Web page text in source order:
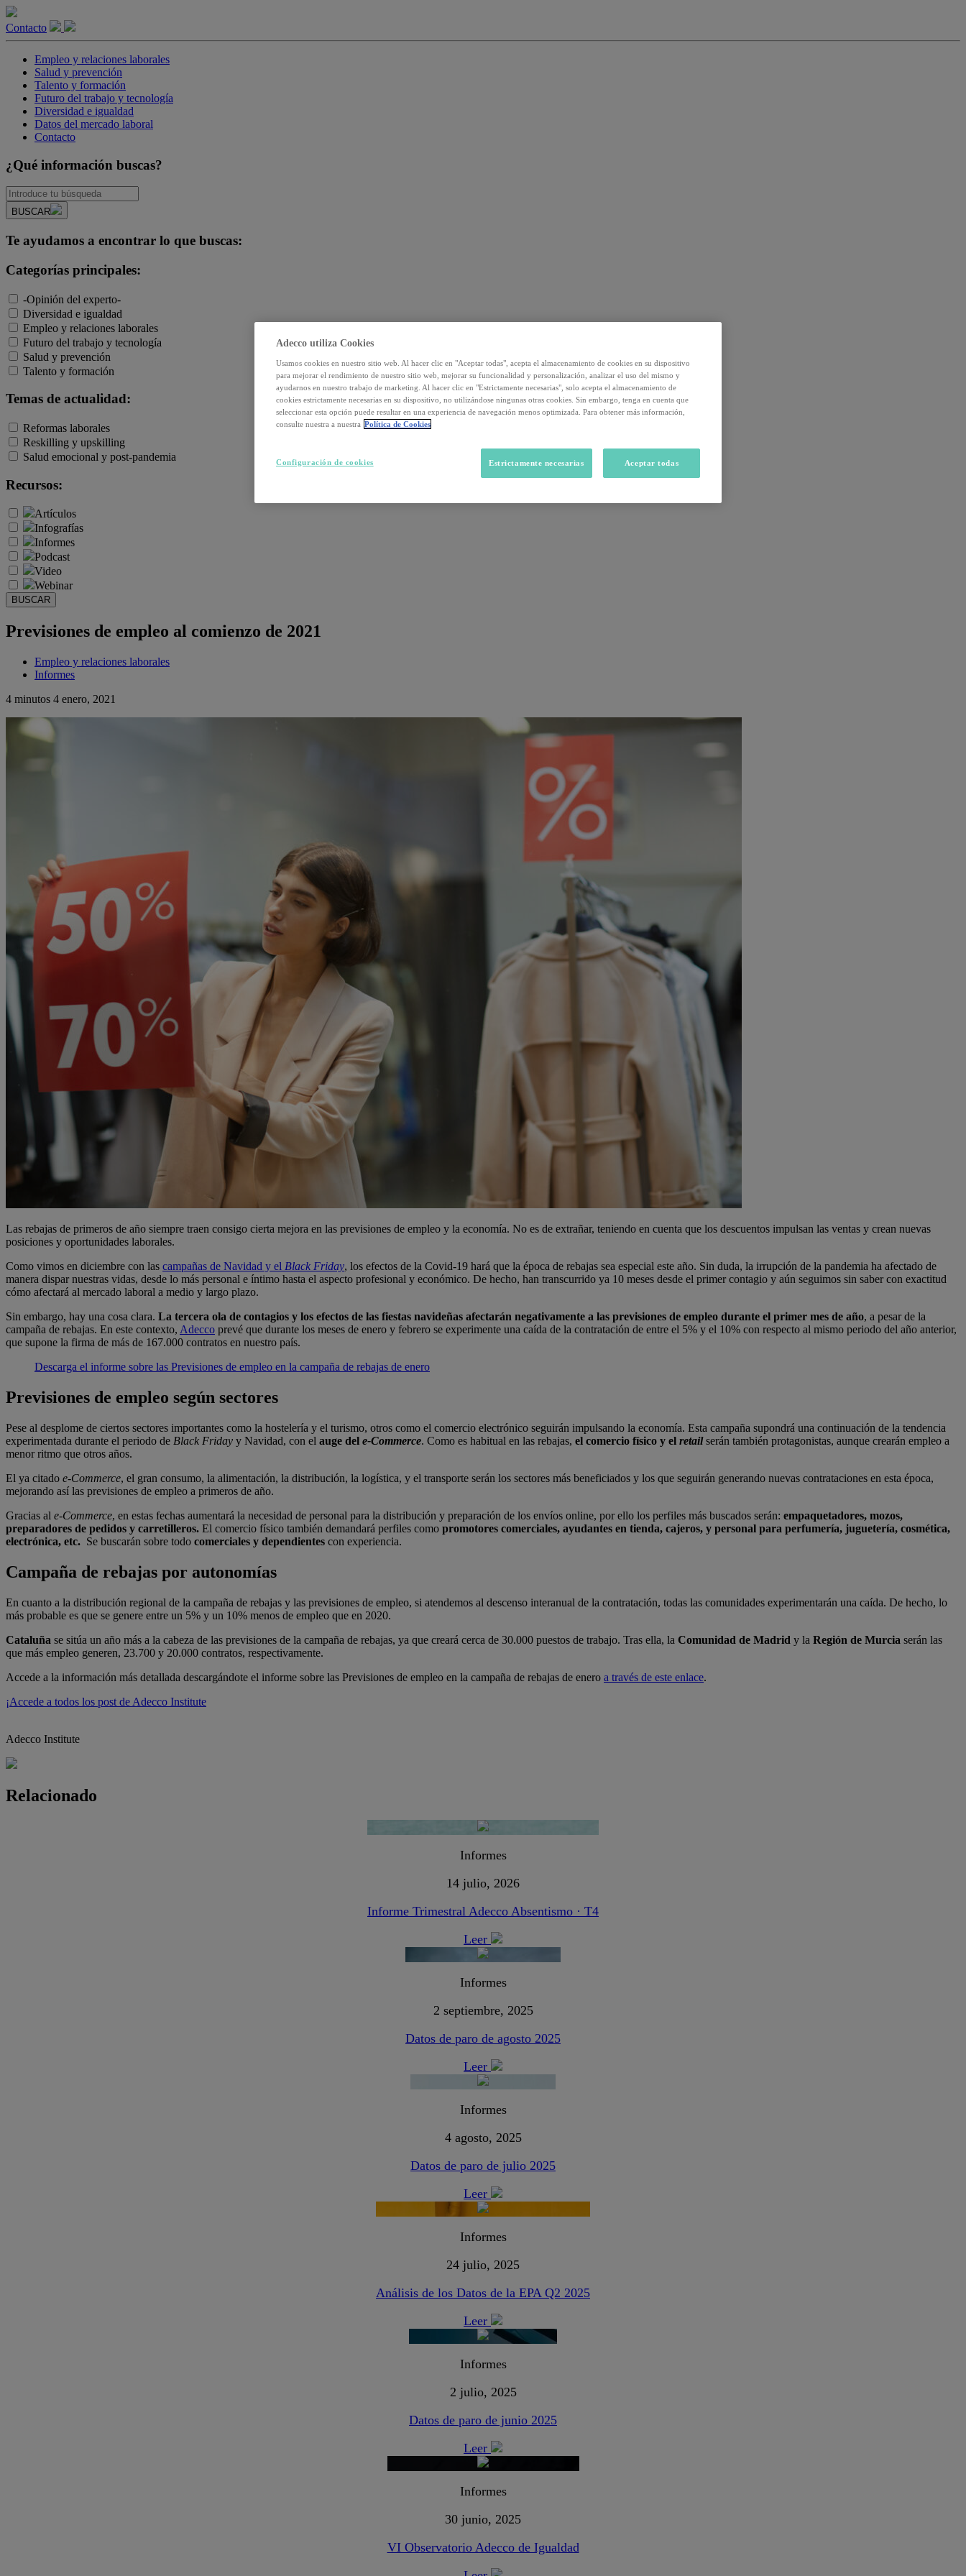
Contacto
Empleo y relaciones laborales
Salud y prevención
Talento y formación
Futuro del trabajo y tecnología
Diversidad e igualdad
Datos del mercado laboral
Contacto
¿Qué información buscas?
BUSCAR
Te ayudamos a encontrar lo que buscas:
Categorías principales:
-Opinión del experto-
Diversidad e igualdad
Empleo y relaciones laborales
Futuro del trabajo y tecnología
Salud y prevención
Talento y formación
Temas de actualidad:
Reformas laborales
Reskilling y upskilling
Salud emocional y post-pandemia
Recursos:
Artículos
Infografías
Informes
Podcast
Video
Webinar
BUSCAR
Previsiones de empleo al comienzo de 2021
Empleo y relaciones laborales
Informes
4 minutos 4 enero, 2021
Las rebajas de primeros de año siempre traen consigo cierta mejora en las previsiones de empleo y la economía. No es de extrañar, teniendo en cuenta que los descuentos impulsan las ventas y crean nuevas
posiciones y oportunidades laborales.
Como vimos en diciembre con las campañas de Navidad y el Black Friday, los efectos de la Covid-19 hará que la época de rebajas sea especial este año. Sin duda, la irrupción de la pandemia ha afectado de
manera dispar nuestras vidas, desde lo más personal e íntimo hasta el aspecto profesional y económico. De hecho, han transcurrido ya 10 meses desde el primer contagio y aún seguimos sin saber con exactitud
cómo afectará al mercado laboral a medio y largo plazo.
Sin embargo, hay una cosa clara. La tercera ola de contagios y los efectos de las fiestas navideñas afectarán negativamente a las previsiones de empleo durante el primer mes de año, a pesar de la
campaña de rebajas. En este contexto, Adecco prevé que durante los meses de enero y febrero se experimente una caída de la contratación de entre el 5% y el 10% con respecto al mismo periodo del año anterior,
que supone la firma de más de 167.000 contratos en nuestro país.
Descarga el informe sobre las Previsiones de empleo en la campaña de rebajas de enero
Previsiones de empleo según sectores
Pese al desplome de ciertos sectores importantes como la hostelería y el turismo, otros como el comercio electrónico seguirán impulsando la economía. Esta campaña supondrá una continuación de la tendencia
experimentada durante el periodo de Black Friday y Navidad, con el auge del e-Commerce. Como es habitual en las rebajas, el comercio físico y el retailserán también protagonistas, aunque crearán empleo a
menor ritmo que otros años.
El ya citado e-Commerce, el gran consumo, la alimentación, la distribución, la logística, y el transporte serán los sectores más beneficiados y los que seguirán generando nuevas contrataciones en esta época,
mejorando así las previsiones de empleo a primeros de año.
Gracias al e-Commerce, en estas fechas aumentará la necesidad de personal para la distribución y preparación de los envíos online, por ello los perfiles más buscados serán: empaquetadores, mozos,
preparadores de pedidos y carretilleros. El comercio físico también demandará perfiles como promotores comerciales, ayudantes en tienda, cajeros, y personal para perfumería, juguetería, cosmética,
electrónica, etc. Se buscarán sobre todo comerciales y dependientes con experiencia.
Campaña de rebajas por autonomías
En cuanto a la distribución regional de la campaña de rebajas y las previsiones de empleo, si atendemos al descenso interanual de la contratación, todas las comunidades experimentarán una caída. De hecho, lo
más probable es que se genere entre un 5% y un 10% menos de empleo que en 2020.
Cataluña se sitúa un año más a la cabeza de las previsiones de la campaña de rebajas, ya que creará cerca de 30.000 puestos de trabajo. Tras ella, la Comunidad de Madrid y la Región de Murcia serán las
que más empleo generen, 23.700 y 20.000 contratos, respectivamente.
Accede a la información más detallada descargándote el informe sobre las Previsiones de empleo en la campaña de rebajas de enero a través de este enlace.
¡Accede a todos los post de Adecco Institute
Adecco Institute
Relacionado
Informes
14 julio, 2026
Informe Trimestral Adecco Absentismo · T4
Leer
Informes
2 septiembre, 2025
Datos de paro de agosto 2025
Leer
Informes
4 agosto, 2025
Datos de paro de julio 2025
Leer
Informes
24 julio, 2025
Análisis de los Datos de la EPA Q2 2025
Leer
Informes
2 julio, 2025
Datos de paro de junio 2025
Leer
Informes
30 junio, 2025
VI Observatorio Adecco de Igualdad
Adecco utiliza Cookies
Usamos cookies en nuestro sitio web. Al hacer clic en "Aceptar todas", acepta el almacenamiento de cookies en su dispositivo
para mejorar el rendimiento de nuestro sitio web, mejorar su funcionalidad y personalización, analizar el uso del mismo y
ayudarnos en nuestro trabajo de marketing. Al hacer clic en "Estrictamente necesarias", solo acepta el almacenamiento de
cookies estrictamente necesarias en su dispositivo, no utilizándose ningunas otras cookies. Sin embargo, tenga en cuenta que
seleccionar esta opción puede resultar en una experiencia de navegación menos optimizada. Para obtener más información,
consulte nuestra a nuestra Política de Cookies
Estrictamente necesarias Aceptar todas
Configuración de cookies